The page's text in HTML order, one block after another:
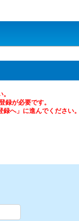
録が必要です。
へ」に進んでください。